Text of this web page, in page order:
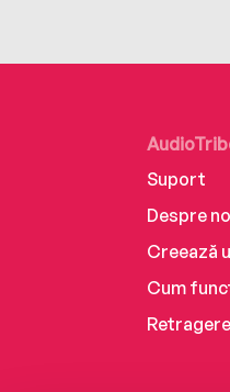
Suport
Despre
Creează
Cum